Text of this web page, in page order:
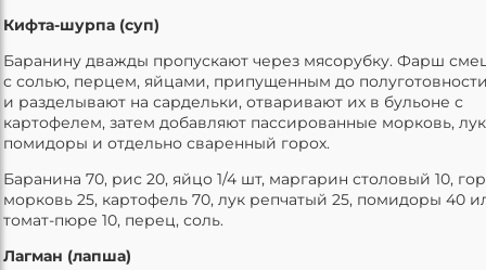
Кифта-шурпа (суп)
Баранину дважды пропускают через мясорубку. Фарш
с солью, перцем, яйцами, припущенным до
и разделывают на сардельки, отваривают их в бульоне с
картофелем, затем добавляют пассированные морковь,
помидоры и отдельно сваренный горох.
Баранина 70, рис 20, яйцо 1/4 шт, маргарин столовый 10,
морковь 25, картофель 70, лук репчатый 25, помидоры 40
томат-пюре 10, перец, соль.
Лагман (лапша)